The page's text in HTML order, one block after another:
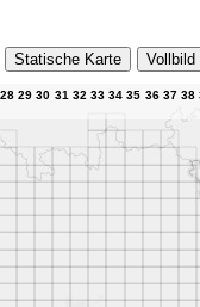
Statische Karte Vollbild